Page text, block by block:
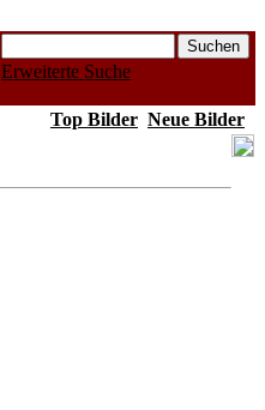
Erweiterte Suche
Top Bilder Neue Bilder